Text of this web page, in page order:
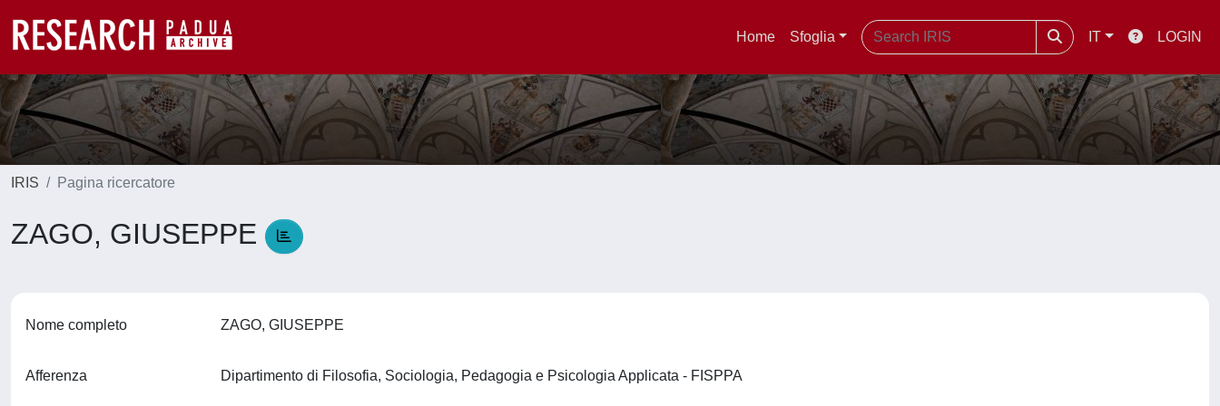
Home Sfoglia IT LOGIN
IRIS Pagina ricercatore
ZAGO, GIUSEPPE
Nome completo ZAGO, GIUSEPPE
Afferenza Dipartimento di Filosofia, Sociologia, Pedagogia e Psicologia Applicata - FISPPA